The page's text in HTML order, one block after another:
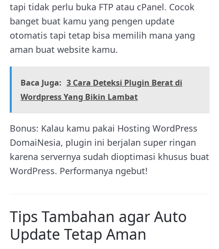
tapi tidak perlu buka FTP atau cPanel. Cocok
banget buat kamu yang pengen update
otomatis tapi tetap bisa memilih mana yang
aman buat website kamu.
Baca Juga: 3 Cara Deteksi Plugin Berat di
Wordpress Yang Bikin Lambat
Bonus: Kalau kamu pakai Hosting WordPress
DomaiNesia, plugin ini berjalan super ringan
karena servernya sudah dioptimasi khusus buat
WordPress. Performanya ngebut!
Tips Tambahan agar Auto
Update Tetap Aman